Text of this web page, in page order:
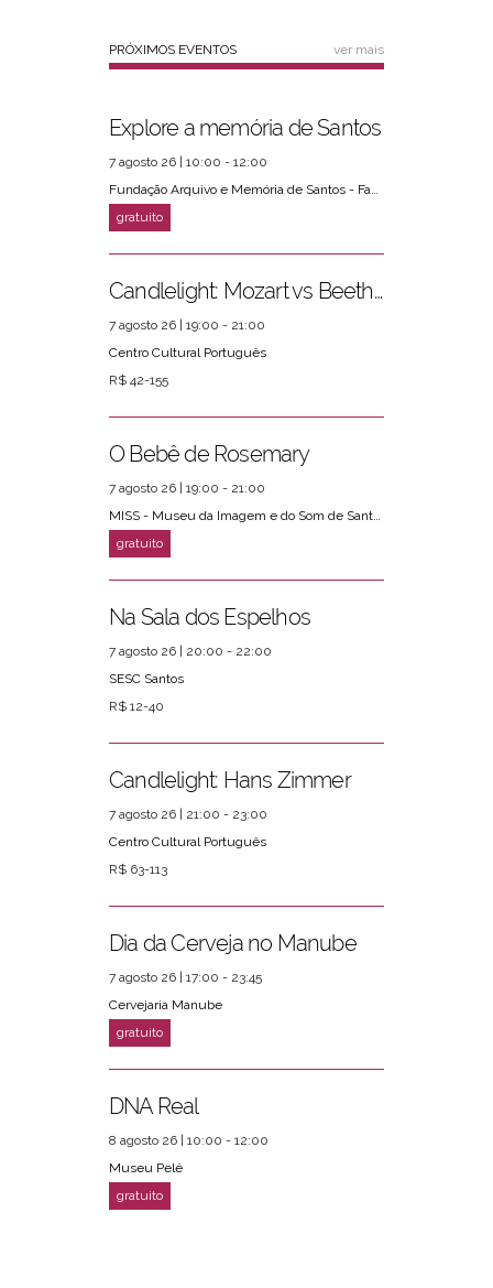
PRÓXIMOS EVENTOS ver mais
Explore a memória de Santos
7 agosto 26 | 10:00 - 12:00
Fundação Arquivo e Memória de Santos - Fams
Candlelight: Mozart vs Beethoven
7 agosto 26 | 19:00 - 21:00
Centro Cultural Português
R$ 42-155
O Bebê de Rosemary
7 agosto 26 | 19:00 - 21:00
MISS - Museu da Imagem e do Som de Santos
Na Sala dos Espelhos
7 agosto 26 | 20:00 - 22:00
SESC Santos
R$ 12-40
Candlelight: Hans Zimmer
7 agosto 26 | 21:00 - 23:00
Centro Cultural Português
R$ 63-113
Dia da Cerveja no Manube
7 agosto 26 | 17:00 - 23:45
Cervejaria Manube
DNA Real
8 agosto 26 | 10:00 - 12:00
Museu Pelé